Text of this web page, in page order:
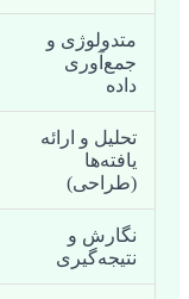
متدولوژی و
جمع‌آوری
داده
تحلیل و ارائه
یافته‌ها
(طراحی)
نگارش و
نتیجه‌گیری